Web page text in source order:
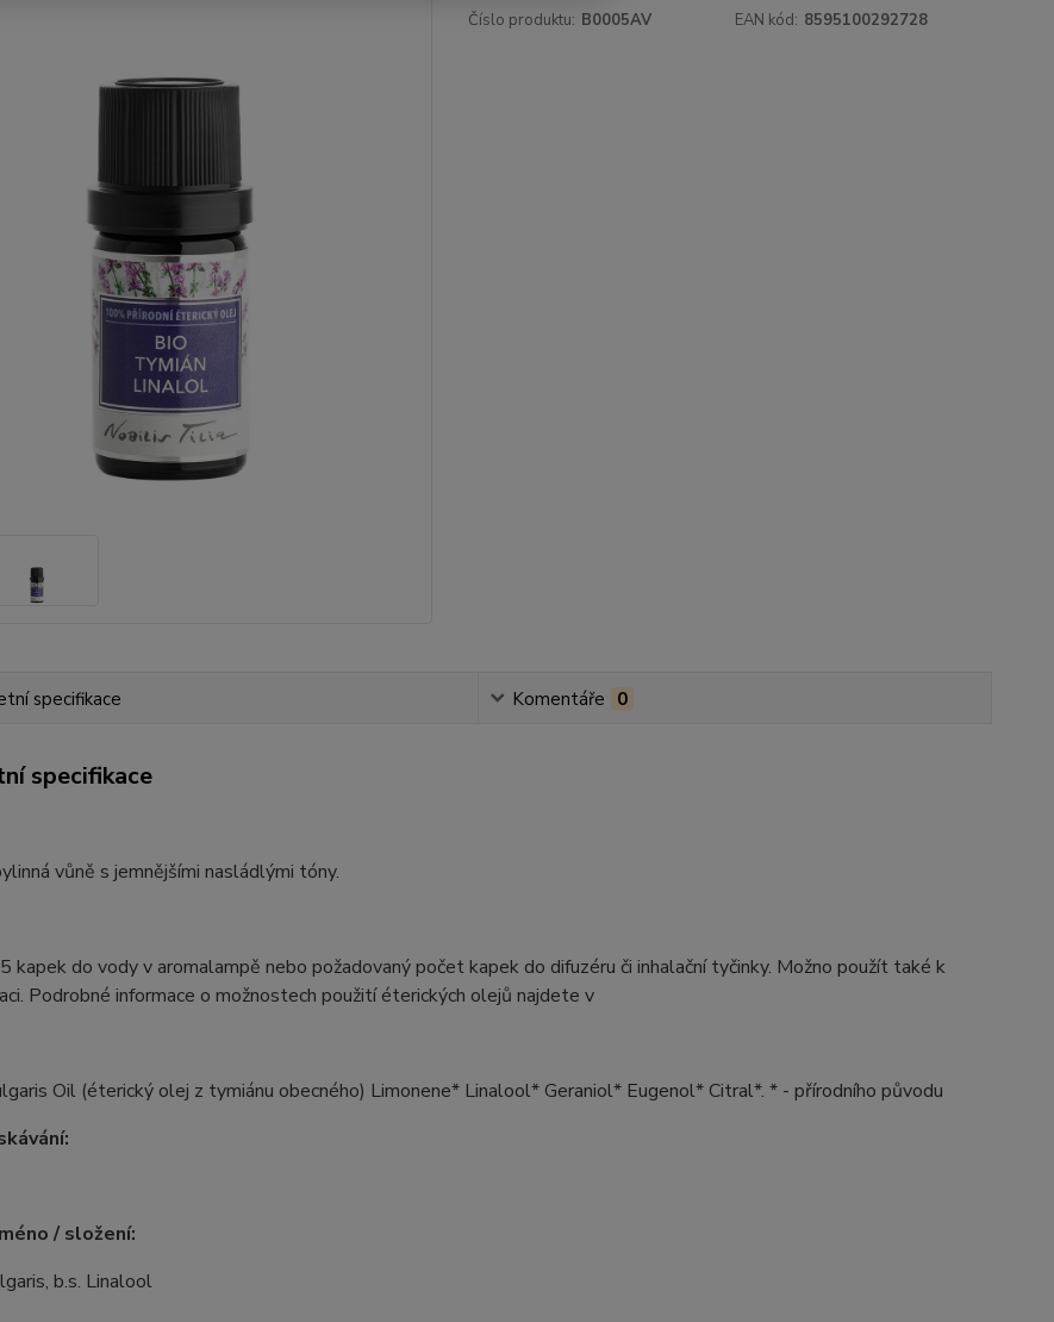
Číslo produktu: B0005AV EAN kód: 8595100292728
specifikace Komentáře 0
specifikace
vůně s jemnějšími nasládlými tóny.
kapek do vody v aromalampě nebo požadovaný počet kapek do difuzéru či inhalační tyčinky. Možno použít také k
Podrobné informace o možnostech použití éterických olejů najdete v
Oil (éterický olej z tymiánu obecného) Limonene* Linalool* Geraniol* Eugenol* Citral*. * - přírodního původu
/ složení:
b.s. Linalool